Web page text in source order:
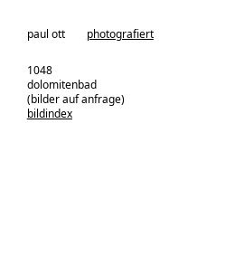
paul ott photografiert
1048
dolomitenbad
(bilder auf anfrage)
bildindex